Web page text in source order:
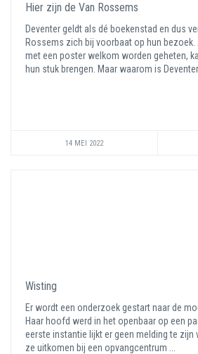
Hier zijn de Van Rossems
Deventer geldt als dé boekenstad en dus
Rossems zich bij voorbaat op hun
met een poster welkom worden geheten,
hun stuk brengen. Maar waarom is Deventer
14 MEI 2022
Wisting
Er wordt een onderzoek gestart naar de
Haar hoofd werd in het openbaar op een
eerste instantie lijkt er geen melding te zijn
ze uitkomen bij een opvangcentrum ...